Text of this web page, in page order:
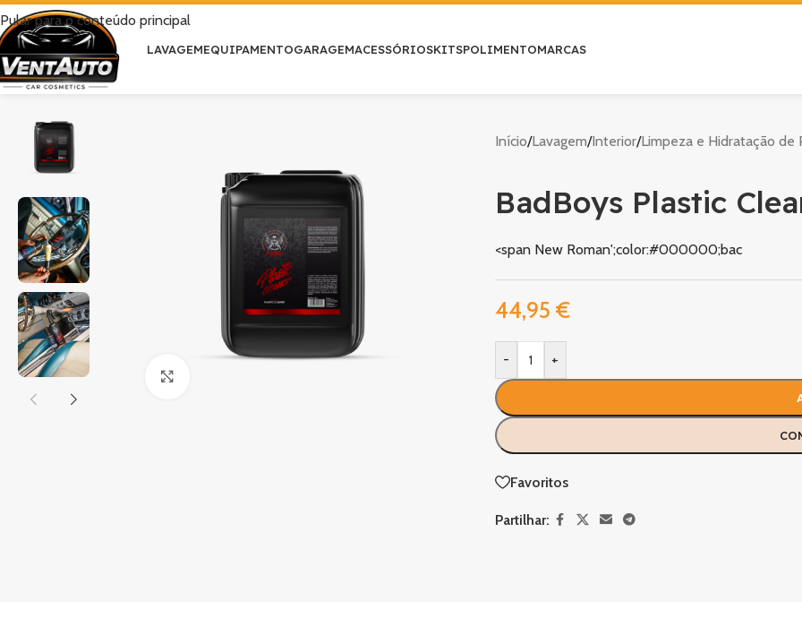
Pular para o conteúdo principal
LAVAGEMEQUIPAMENTOGARAGEMACESSÓRIOSKITSPOLIMENTOMARCAS
Início/Lavagem/Interior/Limpeza e Hidratação de
BadBoys Plastic
<span New Roman';color:#000000;bac
44,95 €
- +
Favoritos
Partilhar: